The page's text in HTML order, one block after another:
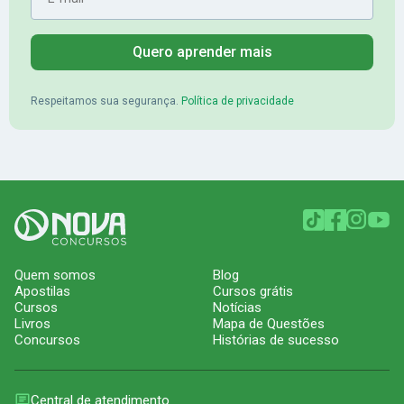
Quero aprender mais
Respeitamos sua segurança. Política de privacidade
Quem somos
Apostilas
Cursos
Livros
Concursos
Blog
Cursos grátis
Notícias
Mapa de Questões
Histórias de sucesso
Central de atendimento